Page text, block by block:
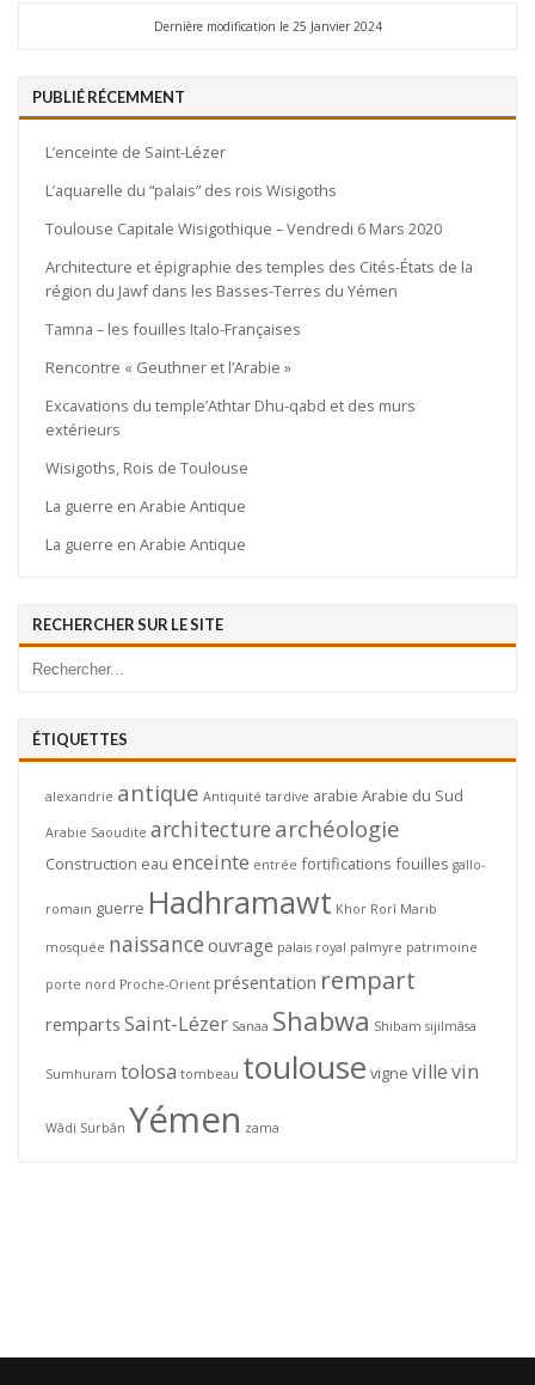
Dernière modification le 25 Janvier 2024
PUBLIÉ RÉCEMMENT
L’enceinte de Saint-Lézer
L’aquarelle du “palais” des rois Wisigoths
Toulouse Capitale Wisigothique – Vendredi 6 Mars 2020
Architecture et épigraphie des temples des Cités-États de la
région du Jawf dans les Basses-Terres du Yémen
Tamna – les fouilles Italo-Françaises
Rencontre « Geuthner et l’Arabie »
Excavations du temple’Athtar Dhu-qabd et des murs
extérieurs
Wisigoths, Rois de Toulouse
La guerre en Arabie Antique
La guerre en Arabie Antique
RECHERCHER SUR LE SITE
ÉTIQUETTES
alexandrie antique Antiquité tardive arabie Arabie du Sud
Arabie Saoudite architecture archéologie
Construction eau enceinte entrée fortifications fouilles gallo-
romain guerre Hadhramawt Khor Rorî Marib
mosquée naissance ouvrage palais royal palmyre patrimoine
porte nord Proche-Orient présentation rempart
remparts Saint-Lézer Sanaa Shabwa Shibam sijilmâsa
Sumhuram tolosa tombeau toulouse vigne villevin
Wâdi Surbân Yémen zama